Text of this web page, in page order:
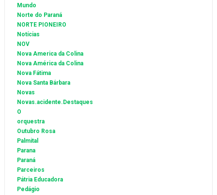
Mundo
Norte do Paraná
NORTE PIONEIRO
Notícias
NOV
Nova America da Colina
Nova América da Colina
Nova Fátima
Nova Santa Bárbara
Novas
Novas.acidente.Destaques
O
orquestra
Outubro Rosa
Palmital
Parana
Paraná
Parceiros
Pátria Educadora
Pedágio